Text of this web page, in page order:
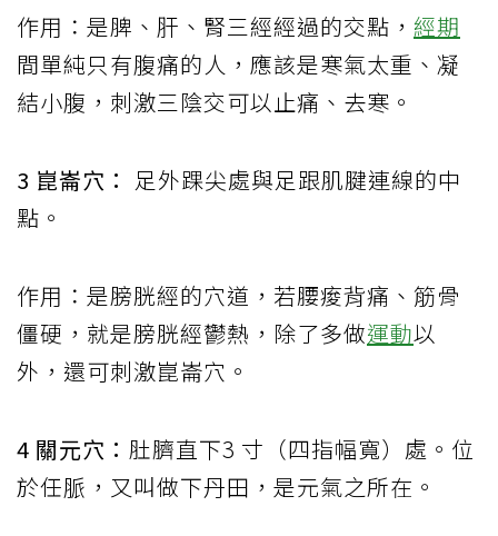
作用：是脾、肝、腎三經經過的交點， 經期
間單純只有腹痛的人，應該是寒氣太重、凝
結小腹，刺激三陰交可以止痛、去寒。
3 崑崙穴： 足外踝尖處與足跟肌腱連線的中
點。
作用：是膀胱經的穴道，若腰痠背痛、筋骨
僵硬，就是膀胱經鬱熱，除了多做運動以
外，還可刺激崑崙穴。
4 關元穴： 肚臍直下3 寸（四指幅寬）處。位
於任脈，又叫做下丹田，是元氣之所在。